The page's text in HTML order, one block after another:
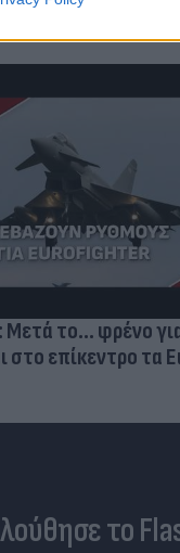
Μετά το... φρένο
στο επίκεντρο τα
το